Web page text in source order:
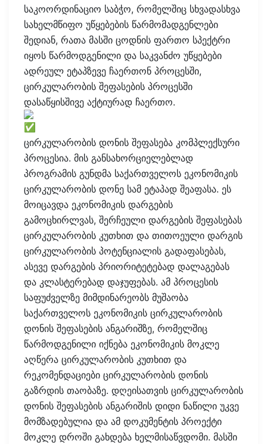
საკოორდინაციო საბჭო, რომელშიც სხვადასხვა
სახელმწიფო უწყებების წარმომადგენლები
შედიან, რათა მასში ცოდნის ფართო სპექტრი
იყოს წარმოდგენილი და საკვანძო უწყებები
ადრეულ ეტაპზევე ჩაერთონ პროცესში,
ცირკულარობის შეფასების პროცესში
დასაწყისშივე აქტიურად ჩაერთო.
ცირკულარობის დონის შეფასება კომპლექსური
პროცესია. მის განსახორციელებლად
პროგრამის გუნდმა საქართველოს ეკონომიკის
ცირკულარობის დონე სამ ეტაპად შეაფასა. ეს
მოიცავდა ეკონომიკის დარგების
გამოცხირლვას, შერჩეული დარგების შეფასებას
ცირკულარობის კუთხით და თითოეული დარგის
ცირკულარობის პოტენციალის გადაფასებას,
ასევე დარგების პრიორიტეტებად დალაგებას
და კლასტერებად დაჯუფებას. ამ პროცესის
საფუძველზე მიმდინარეობს მუშაობა
საქართველოს ეკონომიკის ცირკულარობის
დონის შეფასების ანგარიშზე, რომელშიც
წარმოდგენილი იქნება ეკონომიკის მოკლე
აღწერა ცირკულარობის კუთხით და
რეკომენდაციები ცირკულარობის დონის
გაზრდის თაობაზე. დღეისათვის ცირკულარობის
დონის შეფასების ანგარიშის დიდი ნაწილი უკვე
მომზადებულია და ამ დოკუმენტის პროექტი
მოკლე დროში გახდება ხელმისაწვდომი. მასში